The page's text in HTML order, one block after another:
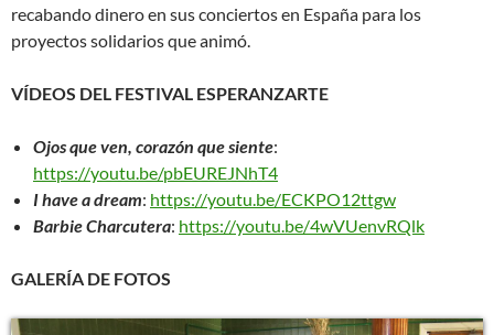
recabando dinero en sus conciertos en España para los
proyectos solidarios que animó.
VÍDEOS DEL FESTIVAL ESPERANZARTE
Ojos que ven, corazón que siente:
https://youtu.be/pbEUREJNhT4
I have a dream: https://youtu.be/ECKPO12ttgw
Barbie Charcutera: https://youtu.be/4wVUenvRQlk
GALERÍA DE FOTOS